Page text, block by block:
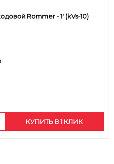
Rommer - 1' (kVs-10)
КУПИТЬ В 1 КЛИК